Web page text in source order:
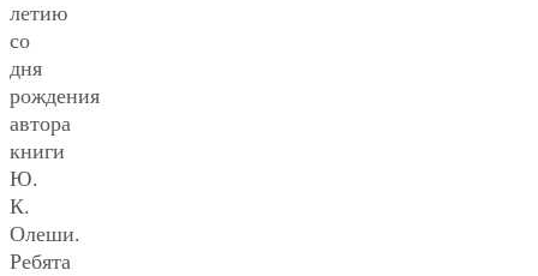
летию
со
дня
рождения
автора
книги
Ю.
К.
Олеши.
Ребята